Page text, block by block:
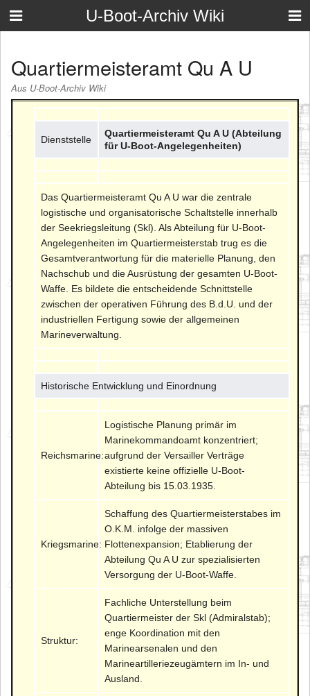
U-Boot-Archiv Wiki
Quartiermeisteramt Qu A U
Aus U-Boot-Archiv Wiki
Dienststelle
Quartiermeisteramt Qu A U (Abteilung
für U-Boot-Angelegenheiten)
Das Quartiermeisteramt Qu A U war die zentrale
logistische und organisatorische Schaltstelle innerhalb
der Seekriegsleitung (Skl). Als Abteilung für U-Boot-
Angelegenheiten im Quartiermeisterstab trug es die
Gesamtverantwortung für die materielle Planung, den
Nachschub und die Ausrüstung der gesamten U-Boot-
Waffe. Es bildete die entscheidende Schnittstelle
zwischen der operativen Führung des B.d.U. und der
industriellen Fertigung sowie der allgemeinen
Marineverwaltung.
Historische Entwicklung und Einordnung
Reichsmarine:
Logistische Planung primär im
Marinekommandoamt konzentriert;
aufgrund der Versailler Verträge
existierte keine offizielle U-Boot-
Abteilung bis 15.03.1935.
Kriegsmarine:
Schaffung des Quartiermeisterstabes im
O.K.M. infolge der massiven
Flottenexpansion; Etablierung der
Abteilung Qu A U zur spezialisierten
Versorgung der U-Boot-Waffe.
Struktur:
Fachliche Unterstellung beim
Quartiermeister der Skl (Admiralstab);
enge Koordination mit den
Marinearsenalen und den
Marineartilleriezeugämtern im In- und
Ausland.